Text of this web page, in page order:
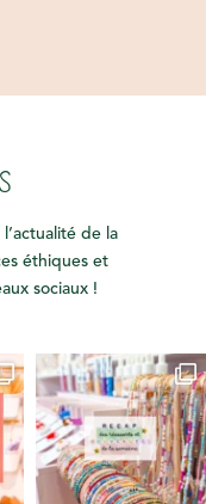
de la
éthiques et
sociaux !